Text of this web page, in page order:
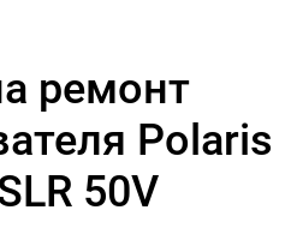
ремонт
Polaris
50V